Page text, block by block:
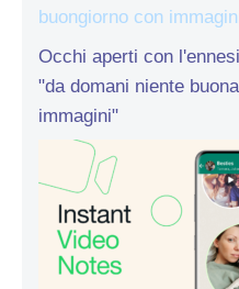
buongiorno con
Occhi aperti con
"da domani niente
immagini"